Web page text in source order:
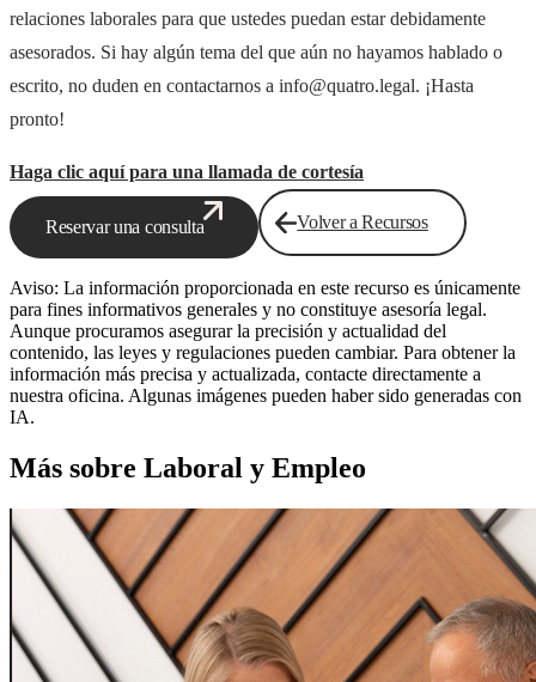
relaciones laborales para que ustedes puedan estar debidamente
asesorados. Si hay algún tema del que aún no hayamos hablado o
escrito, no duden en contactarnos a info@quatro.legal. ¡Hasta
pronto!
Haga clic aquí para una llamada de cortesía
Reservar una consulta Volver a Recursos
Aviso: La información proporcionada en este recurso es únicamente
para fines informativos generales y no constituye asesoría legal.
Aunque procuramos asegurar la precisión y actualidad del
contenido, las leyes y regulaciones pueden cambiar. Para obtener la
información más precisa y actualizada, contacte directamente a
nuestra oficina. Algunas imágenes pueden haber sido generadas con
IA.
Más sobre Laboral y Empleo